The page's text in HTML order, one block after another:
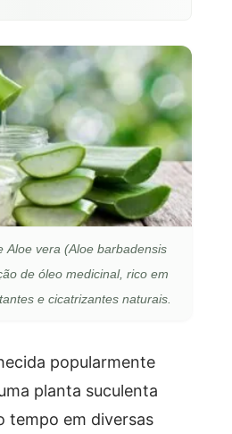
Aloe vera (Aloe barbadensis
de óleo medicinal, rico em
e cicatrizantes naturais.
popularmente
planta suculenta
tempo em diversas